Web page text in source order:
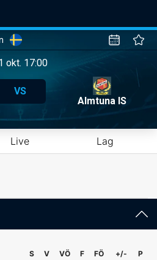
okt. 17:00
VS
Almtuna IS
Live Lag
S V VÖ F FÖ +/- P